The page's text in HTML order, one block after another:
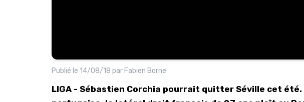
Publié le 14/08/18 par Fabien Borne
LIGA - Sébastien Corchia pourrait quitter Séville cet été.